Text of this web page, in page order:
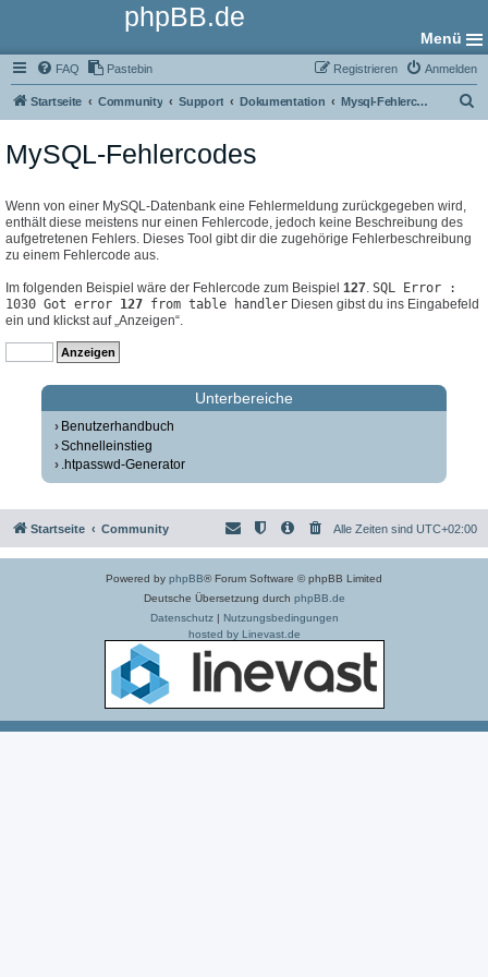
phpBB.de
Menü
FAQ Pastebin Anmelden
Registrieren
Startseite Community Support Dokumentation Mysql-Fehlercodes
MySQL-Fehlercodes
Wenn von einer MySQL-Datenbank eine Fehlermeldung zurückgegeben wird,
enthält diese meistens nur einen Fehlercode, jedoch keine Beschreibung des
aufgetretenen Fehlers. Dieses Tool gibt dir die zugehörige Fehlerbeschreibung
zu einem Fehlercode aus.
Im folgenden Beispiel wäre der Fehlercode zum Beispiel 127. SQL Error :
1030 Got error 127 from table handler Diesen gibst du ins Eingabefeld
ein und klickst auf „Anzeigen“.
Unterbereiche
Benutzerhandbuch
Schnelleinstieg
.htpasswd-Generator
Startseite Community Alle Zeiten sind UTC+02:00
Powered by phpBB® Forum Software © phpBB Limited
Deutsche Übersetzung durch phpBB.de
Datenschutz| Nutzungsbedingungen
hosted by Linevast.de